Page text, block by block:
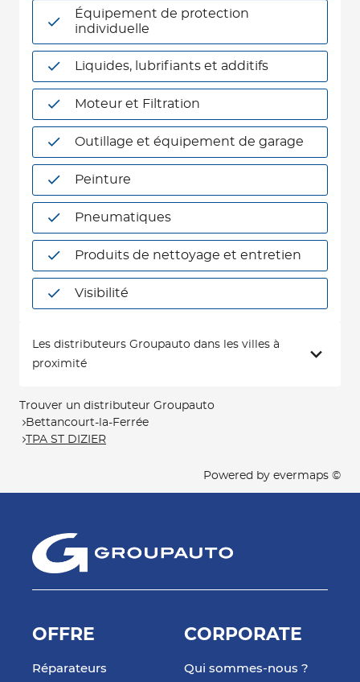
Équipement de protection
individuelle
Liquides, lubrifiants et additifs
Moteur et Filtration
Outillage et équipement de garage
Peinture
Pneumatiques
Produits de nettoyage et entretien
Visibilité
Les distributeurs Groupauto dans les villes à
proximité
Trouver un distributeur Groupauto
Bettancourt-la-Ferrée
TPA ST DIZIER
Powered by evermaps ©
OFFRE
Réparateurs
CORPORATE
Qui sommes-nous ?